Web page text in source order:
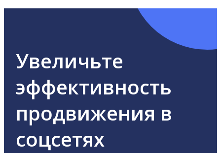
Увеличьте
эффективность
продвижения в
соцсетях